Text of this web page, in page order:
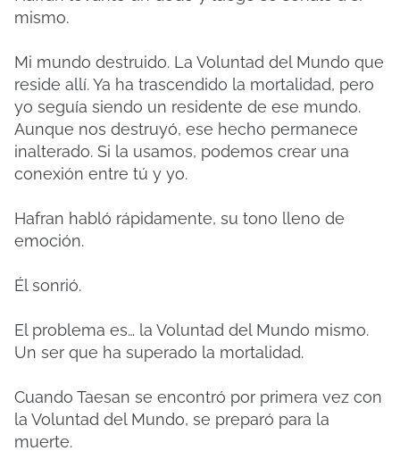
mismo.
Mi mundo destruido. La Voluntad del Mundo que
reside allí. Ya ha trascendido la mortalidad, pero
yo seguía siendo un residente de ese mundo.
Aunque nos destruyó, ese hecho permanece
inalterado. Si la usamos, podemos crear una
conexión entre tú y yo.
Hafran habló rápidamente, su tono lleno de
emoción.
Él sonrió.
El problema es… la Voluntad del Mundo mismo.
Un ser que ha superado la mortalidad.
Cuando Taesan se encontró por primera vez con
la Voluntad del Mundo, se preparó para la
muerte.